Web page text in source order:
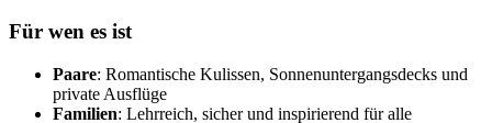
Für wen es ist
Paare: Romantische Kulissen, Sonnenuntergangsdecks und
private Ausflüge
Familien: Lehrreich, sicher und inspirierend für alle